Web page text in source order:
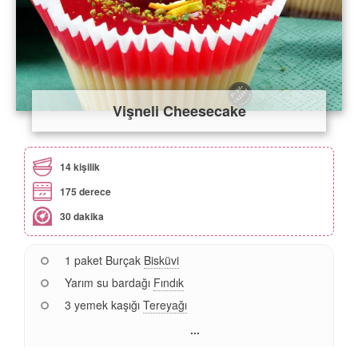
Vişneli Cheesecake
14 kişilik
175 derece
30 dakika
1 paket Burçak Bisküvi
Yarım su bardağı Fındık
3 yemek kaşığı Tereyağı
...